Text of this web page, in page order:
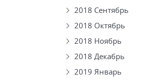
2018 Сентябрь
2018 Октябрь
2018 Ноябрь
2018 Декабрь
2019 Январь